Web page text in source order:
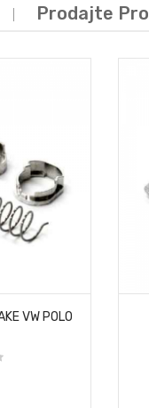
Prodajte
VW POLO